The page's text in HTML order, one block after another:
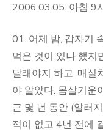
2006.03.05. 아침 9
01. 어제 밤, 갑자기
먹은 것이 있나 했지
달래야지 하고, 매실
야 알았다. 몸살기운
근 몇 년 동안 (알러
적이 없고 4년 전에